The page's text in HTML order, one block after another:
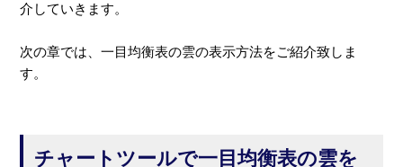
介していきます。
次の章では、一目均衡表の雲の表示方法をご紹介致しま
す。
チャートツールで一目均衡表の雲を